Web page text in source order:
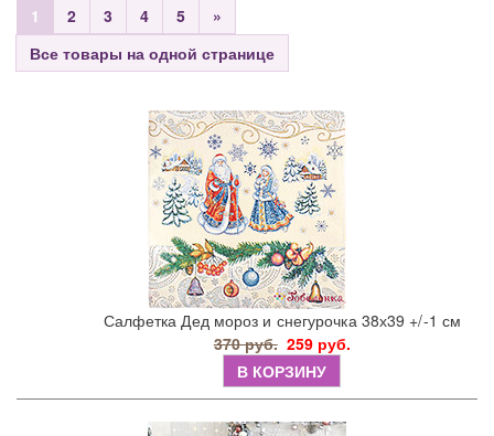
1 2 3 4 5
»
Все товары на одной странице
Салфетка Дед мороз и снегурочка 38х39 +/-1 см
370 руб. 259 руб.
В КОРЗИНУ